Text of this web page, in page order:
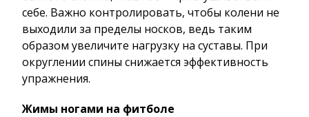
себе. Важно контролировать, чтобы колени не
выходили за пределы носков, ведь таким
образом увеличите нагрузку на суставы. При
округлении спины снижается эффективность
упражнения.
Жимы ногами на фитболе